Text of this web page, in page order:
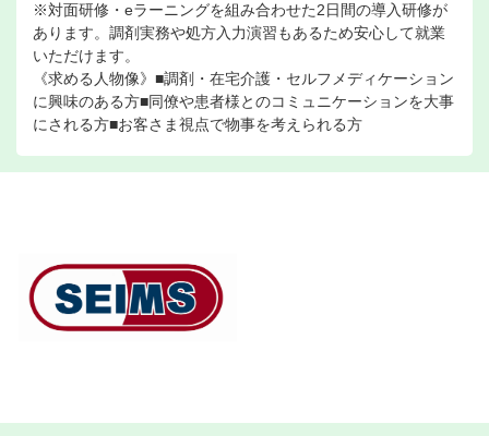
※対面研修・eラーニングを組み合わせた2日間の導入研修が
あります。調剤実務や処方入力演習もあるため安心して就業
いただけます。
《求める人物像》■調剤・在宅介護・セルフメディケーション
に興味のある方■同僚や患者様とのコミュニケーションを大事
にされる方■お客さま視点で物事を考えられる方